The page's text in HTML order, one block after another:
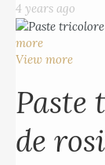
4 years ago
more
View more
Paste
de